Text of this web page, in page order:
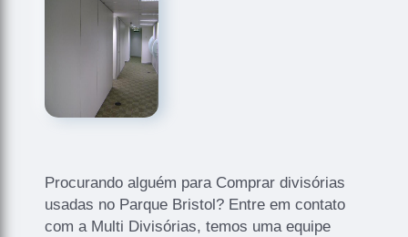
Procurando alguém para Comprar divisórias
usadas no Parque Bristol? Entre em contato
com a Multi Divisórias, temos uma equipe